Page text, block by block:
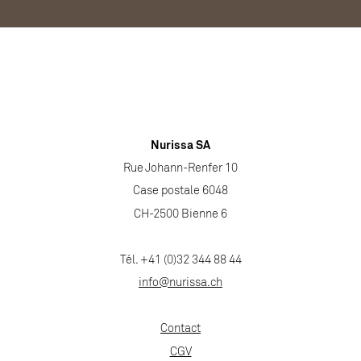
Nurissa SA
Rue Johann-Renfer 10
Case postale 6048
CH-2500 Bienne 6
Tél. +41 (0)32 344 88 44
info@nurissa.ch
Contact
CGV